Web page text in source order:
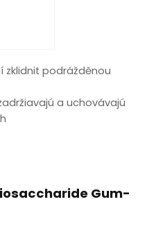
zklidnit podrážděnou
a uchovávajú
Gum-